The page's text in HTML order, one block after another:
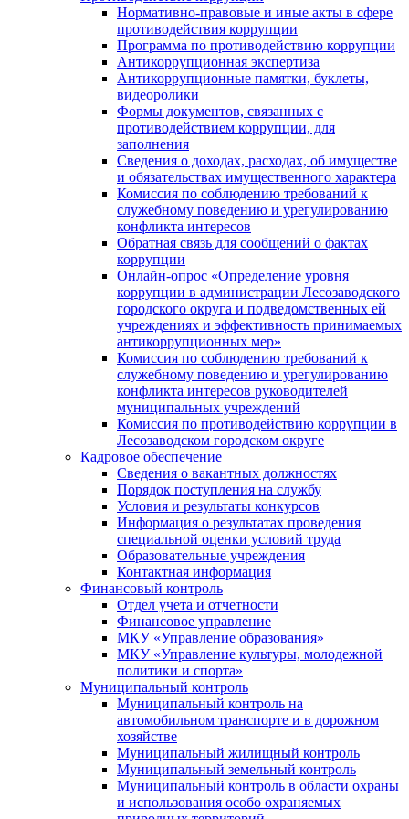
Нормативно-правовые и иные акты в сфере
противодействия коррупции
Программа по противодействию коррупции
Антикоррупционная экспертиза
Антикоррупционные памятки, буклеты,
видеоролики
Формы документов, связанных с
противодействием коррупции, для
заполнения
Сведения о доходах, расходах, об имуществе
и обязательствах имущественного характера
Комиссия по соблюдению требований к
служебному поведению и урегулированию
конфликта интересов
Обратная связь для сообщений о фактах
коррупции
Онлайн-опрос «Определение уровня
коррупции в администрации Лесозаводского
городского округа и подведомственных ей
учреждениях и эффективность принимаемых
антикоррупционных мер»
Комиссия по соблюдению требований к
служебному поведению и урегулированию
конфликта интересов руководителей
муниципальных учреждений
Комиссия по противодействию коррупции в
Лесозаводском городском округе
Кадровое обеспечение
Сведения о вакантных должностях
Порядок поступления на службу
Условия и результаты конкурсов
Информация о результатах проведения
специальной оценки условий труда
Образовательные учреждения
Контактная информация
Финансовый контроль
Отдел учета и отчетности
Финансовое управление
МКУ «Управление образования»
МКУ «Управление культуры, молодежной
политики и спорта»
Муниципальный контроль
Муниципальный контроль на
автомобильном транспорте и в дорожном
хозяйстве
Муниципальный жилищный контроль
Муниципальный земельный контроль
Муниципальный контроль в области охраны
и использования особо охраняемых